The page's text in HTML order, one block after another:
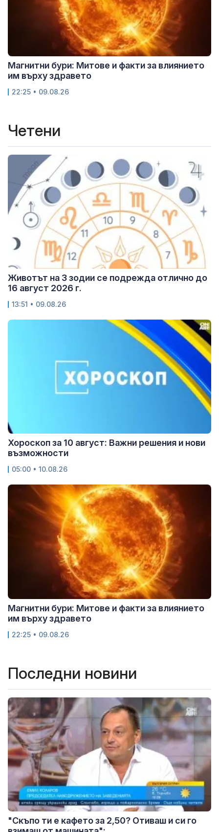
Магнитни бури: Митове и факти за влиянието
им върху здравето
22:25 • 09.08.26
Четени
Животът на 3 зодии се подрежда отлично до
16 август 2026 г.
13:51 • 09.08.26
Хороскоп за 10 август: Важни решения и нови
възможности
05:00 • 10.08.26
Магнитни бури: Митове и факти за влиянието
им върху здравето
22:25 • 09.08.26
Последни новини
"Скъпо ти е кафето за 2,50? Отиваш и си го